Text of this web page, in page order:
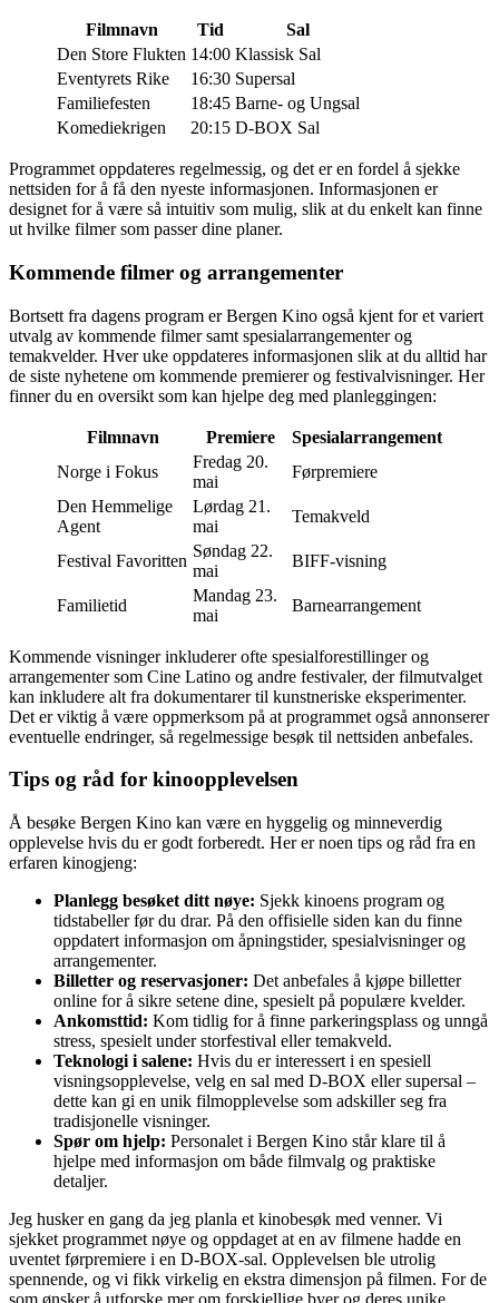
Filmnavn Tid
Sal
Den Store Flukten 14:00 Klassisk Sal
Eventyrets Rike
16:30 Supersal
Familiefesten
18:45 Barne- og Ungsal
Komediekrigen
20:15 D-BOX Sal
Programmet oppdateres regelmessig, og det er en fordel å sjekke
nettsiden for å få den nyeste informasjonen. Informasjonen er
designet for å være så intuitiv som mulig, slik at du enkelt kan finne
ut hvilke filmer som passer dine planer.
Kommende filmer og arrangementer
Bortsett fra dagens program er Bergen Kino også kjent for et variert
utvalg av kommende filmer samt spesialarrangementer og
temakvelder. Hver uke oppdateres informasjonen slik at du alltid har
de siste nyhetene om kommende premierer og festivalvisninger. Her
finner du en oversikt som kan hjelpe deg med planleggingen:
Filmnavn Premiere
Spesialarrangement
Norge i Fokus
Fredag 20.
mai
Førpremiere
Den Hemmelige
Agent
Lørdag 21.
mai
Temakveld
Festival Favoritten
Søndag 22.
mai
BIFF-visning
Familietid
Mandag 23.
mai
Barnearrangement
Kommende visninger inkluderer ofte spesialforestillinger og
arrangementer som Cine Latino og andre festivaler, der filmutvalget
kan inkludere alt fra dokumentarer til kunstneriske eksperimenter.
Det er viktig å være oppmerksom på at programmet også annonserer
eventuelle endringer, så regelmessige besøk til nettsiden anbefales.
Tips og råd for kinoopplevelsen
Å besøke Bergen Kino kan være en hyggelig og minneverdig
opplevelse hvis du er godt forberedt. Her er noen tips og råd fra en
erfaren kinogjeng:
Planlegg besøket ditt nøye: Sjekk kinoens program og
tidstabeller før du drar. På den offisielle siden kan du finne
oppdatert informasjon om åpningstider, spesialvisninger og
arrangementer.
Billetter og reservasjoner: Det anbefales å kjøpe billetter
online for å sikre setene dine, spesielt på populære kvelder.
Ankomsttid: Kom tidlig for å finne parkeringsplass og unngå
stress, spesielt under storfestival eller temakveld.
Teknologi i salene: Hvis du er interessert i en spesiell
visningsopplevelse, velg en sal med D-BOX eller supersal –
dette kan gi en unik filmopplevelse som adskiller seg fra
tradisjonelle visninger.
Spør om hjelp: Personalet i Bergen Kino står klare til å
hjelpe med informasjon om både filmvalg og praktiske
detaljer.
Jeg husker en gang da jeg planla et kinobesøk med venner. Vi
sjekket programmet nøye og oppdaget at en av filmene hadde en
uventet førpremiere i en D-BOX-sal. Opplevelsen ble utrolig
spennende, og vi fikk virkelig en ekstra dimensjon på filmen. For de
som ønsker å utforske mer om forskjellige byer og deres unike